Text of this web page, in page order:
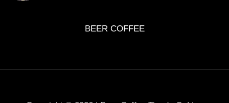
BEER COFFEE